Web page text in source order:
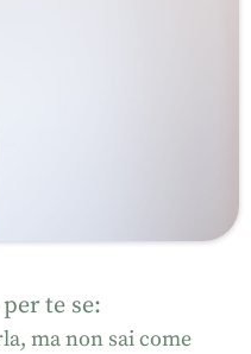
te se:
ma non sai come